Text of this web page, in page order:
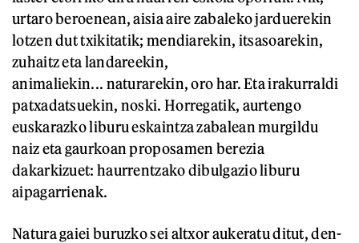
urtaro beroenean, aisia aire zabaleko jarduerekin
lotzen dut txikitatik; mendiarekin, itsasoarekin,
zuhaitz eta landareekin,
animaliekin... naturarekin, oro har. Eta irakurraldi
patxadatsuekin, noski. Horregatik, aurtengo
euskarazko liburu eskaintza zabalean murgildu
naiz eta gaurkoan proposamen berezia
dakarkizuet: haurrentzako dibulgazio liburu
aipagarrienak.
Natura gaiei buruzko sei altxor aukeratu ditut, den-